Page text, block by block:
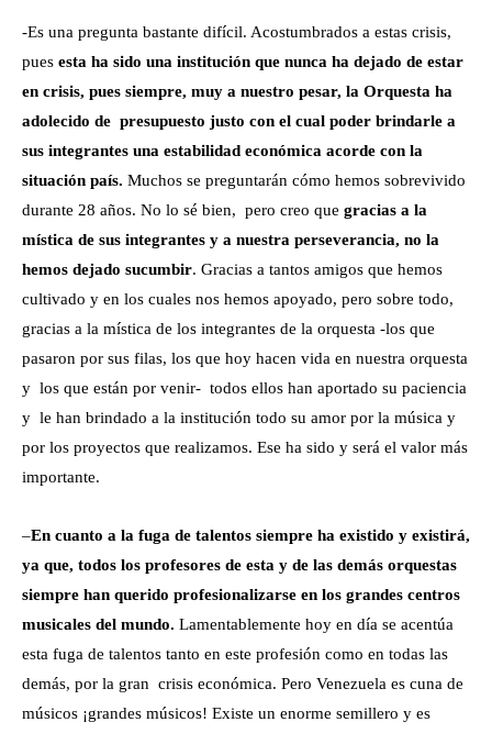
-Es una pregunta bastante difícil. Acostumbrados a estas crisis,
pues esta ha sido una institución que nunca ha dejado de estar
en crisis, pues siempre, muy a nuestro pesar, la Orquesta ha
adolecido de presupuesto justo con el cual poder brindarle a
sus integrantes una estabilidad económica acorde con la
situación país. Muchos se preguntarán cómo hemos sobrevivido
durante 28 años. No lo sé bien, pero creo que gracias a la
mística de sus integrantes y a nuestra perseverancia, no la
hemos dejado sucumbir. Gracias a tantos amigos que hemos
cultivado y en los cuales nos hemos apoyado, pero sobre todo,
gracias a la mística de los integrantes de la orquesta -los que
pasaron por sus filas, los que hoy hacen vida en nuestra orquesta
y los que están por venir- todos ellos han aportado su paciencia
y le han brindado a la institución todo su amor por la música y
por los proyectos que realizamos. Ese ha sido y será el valor más
importante.
–En cuanto a la fuga de talentos siempre ha existido y existirá,
ya que, todos los profesores de esta y de las demás orquestas
siempre han querido profesionalizarse en los grandes centros
musicales del mundo. Lamentablemente hoy en día se acentúa
esta fuga de talentos tanto en este profesión como en todas las
demás, por la gran crisis económica. Pero Venezuela es cuna de
músicos ¡grandes músicos! Existe un enorme semillero y es